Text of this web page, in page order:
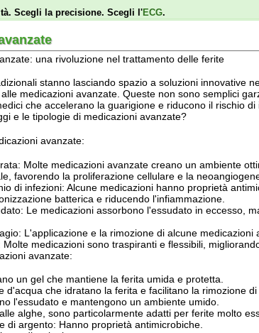
la proliferazione cellulare e la neoangiogenesi.
Alcune medicazioni hanno proprietà antimicrobiche,
medicazioni assorbono l'essudato in eccesso, mantenendo
e la rimozione di alcune medicazioni avanzate
che mantiene la ferita umida e protetta.
che idratano la ferita e facilitano la rimozione di eventuali
e mantengono un ambiente umido.
sono particolarmente adatti per ferite molto essudanti.
Hanno proprietà antimicrobiche.
sono indicate per una vasta gamma di ferite, tra cui ulcere,
dal tipo di ferita, dalla sua dimensione e dalla quantità di
rappresentano un progresso significativo nel trattamento
scelta della medicazione più appropriata deve essere fatta
della ferita e una guarigione ottimale.
ti sia stata d'aiuto. Fammi sapere se hai bisogno di altre
esegue la prevenzione delle conplicazioni e il
nell'anziano, prevenzione e medicazioni delle piaghe da